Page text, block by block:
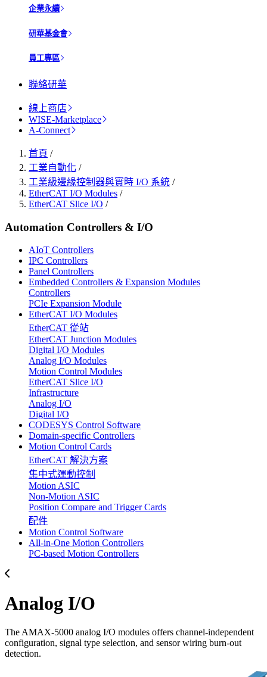
企業永續
研華基金會
員工專區
聯絡研華
線上商店
WISE-Marketplace
A-Connect
首頁 /
工業自動化 /
工業級邊緣控制器與實時 I/O 系統 /
EtherCAT I/O Modules /
EtherCAT Slice I/O /
Automation Controllers & I/O
AIoT Controllers
IPC Controllers
Panel Controllers
Embedded Controllers & Expansion Modules
Controllers
PCIe Expansion Module
EtherCAT I/O Modules
EtherCAT 從站
EtherCAT Junction Modules
Digital I/O Modules
Analog I/O Modules
Motion Control Modules
EtherCAT Slice I/O
Infrastructure
Analog I/O
Digital I/O
CODESYS Control Software
Domain-specific Controllers
Motion Control Cards
EtherCAT 解決方案
集中式運動控制
Motion ASIC
Non-Motion ASIC
Position Compare and Trigger Cards
配件
Motion Control Software
All-in-One Motion Controllers
PC-based Motion Controllers
Analog I/O
The AMAX-5000 analog I/O modules offers channel-independent
configuration, signal type selection, and sensor wiring burn-out
detection.